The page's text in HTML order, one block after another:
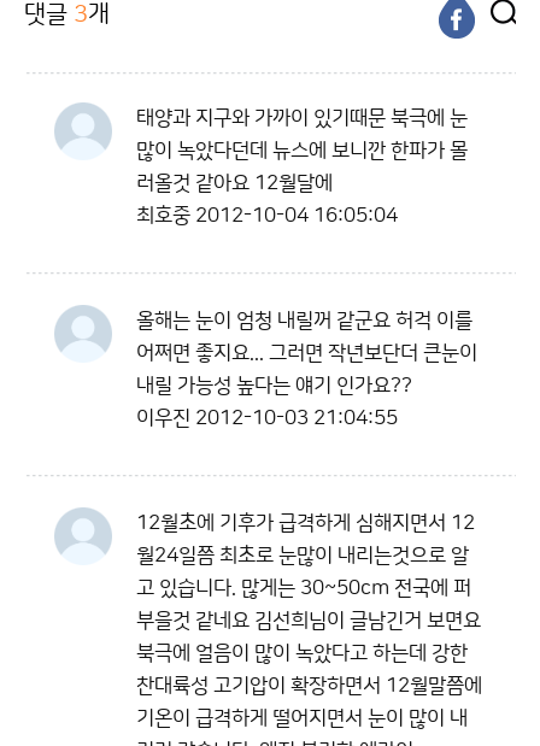
댓글 3개
태양과 지구와 가까이 있기때문 북극에 눈
많이 녹았다던데 뉴스에 보니깐 한파가 몰
러올것 같아요 12월달에
최호중 2012-10-04 16:05:04
올해는 눈이 엄청 내릴꺼 같군요 허걱 이를
어쩌면 좋지요... 그러면 작년보단더 큰눈이
내릴 가능성 높다는 얘기 인가요??
이우진 2012-10-03 21:04:55
12월초에 기후가 급격하게 심해지면서 12
월24일쯤 최초로 눈많이 내리는것으로 알
고 있습니다. 많게는 30~50cm 전국에 퍼
부을것 같네요 김선희님이 글남긴거 보면요
북극에 얼음이 많이 녹았다고 하는데 강한
찬대륙성 고기압이 확장하면서 12월말쯤에
기온이 급격하게 떨어지면서 눈이 많이 내